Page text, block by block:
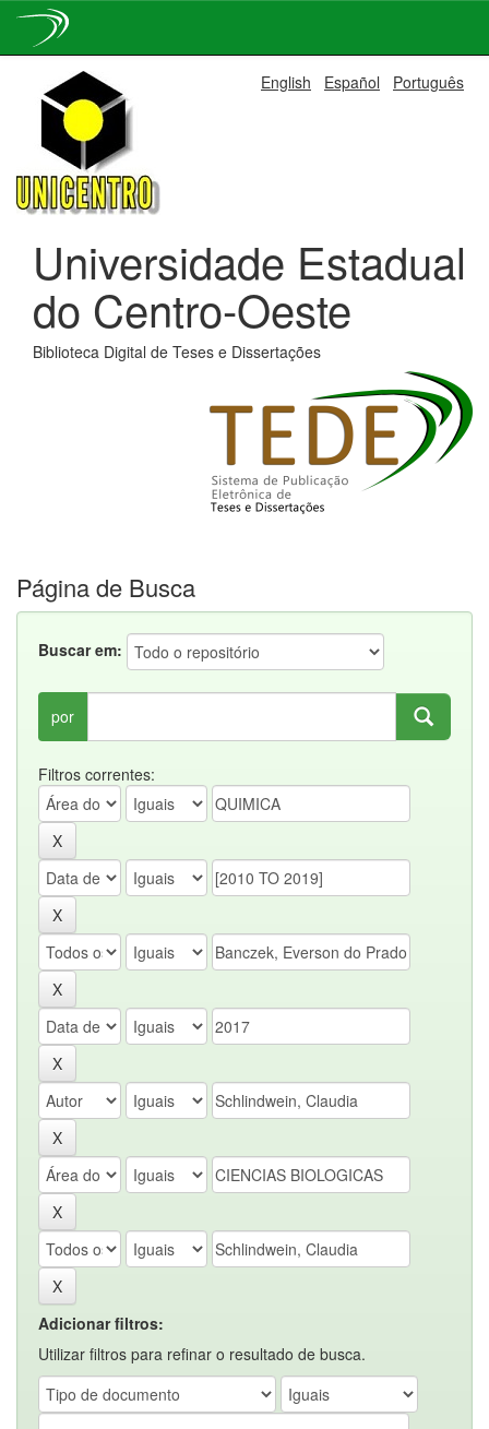
navigation
English Español Português
Universidade Estadual
do Centro-Oeste
Biblioteca Digital de Teses e Dissertações
Página de Busca
Buscar em:
por
Filtros correntes:
Adicionar filtros:
Utilizar filtros para refinar o resultado de busca.